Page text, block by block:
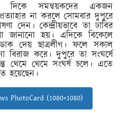
দিকে সমন্বয়কদের একজন
প্রত্যাহার না করলে সোমবার দুপুরে
দেন। কেন্দ্রীয়ভাবে তা ঢাবির
জানানো হয়। এদিকে বিকেলে
দেয় ছাত্রলীগ। ফলে সকাল
বিরাজ করে। দুপুরে তা সংঘর্ষে
থেমে থেমে সংঘর্ষ চলে। এতে
হয়েছেন।
PhotoCard (1080×1080)